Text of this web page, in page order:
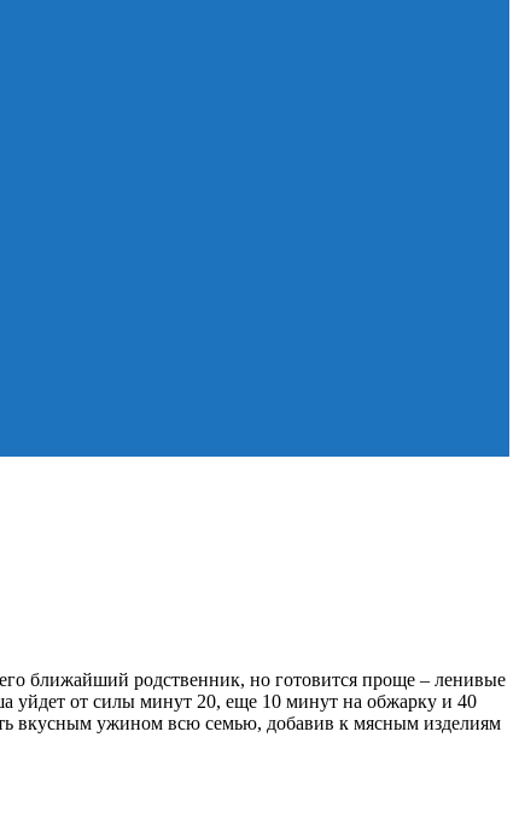
ближайший родственник, но готовится проще – ленивые
уйдет от силы минут 20, еще 10 минут на обжарку и 40
вкусным ужином всю семью, добавив к мясным изделиям